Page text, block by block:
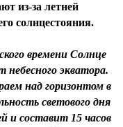
из-за летней
солнцестояния.
времени Солнце
небесного экватора.
над горизонтом в
светового дня
и составит 15 часов